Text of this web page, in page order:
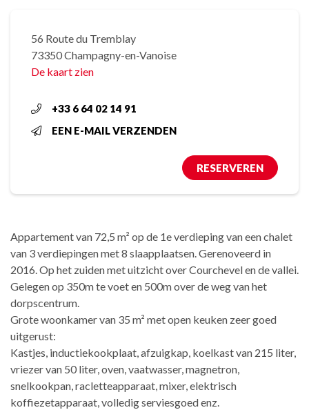
56 Route du Tremblay
73350 Champagny-en-Vanoise
De kaart zien
+33 6 64 02 14 91
EEN E-MAIL VERZENDEN
RESERVEREN
Appartement van 72,5 m² op de 1e verdieping van een chalet
van 3 verdiepingen met 8 slaapplaatsen. Gerenoveerd in
2016. Op het zuiden met uitzicht over Courchevel en de vallei.
Gelegen op 350m te voet en 500m over de weg van het
dorpscentrum.
Grote woonkamer van 35 m² met open keuken zeer goed
uitgerust:
Kastjes, inductiekookplaat, afzuigkap, koelkast van 215 liter,
vriezer van 50 liter, oven, vaatwasser, magnetron,
snelkookpan, racletteapparaat, mixer, elektrisch
koffiezetapparaat, volledig serviesgoed enz.